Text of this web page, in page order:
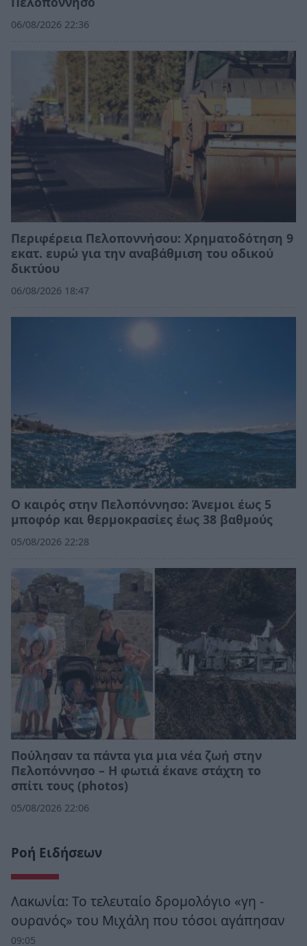
06/08/2026 22:36
Περιφέρεια Πελοποννήσου: Χρηματοδότηση 9
εκατ. ευρώ για την αναβάθμιση του οδικού
δικτύου
06/08/2026 18:47
Ο καιρός στην Πελοπόννησο: Άνεμοι έως 5
μποφόρ και θερμοκρασίες έως 38 βαθμούς
05/08/2026 22:28
Πούλησαν τα πάντα για μια νέα ζωή στην
Πελοπόννησο – Η φωτιά έκανε στάχτη το
σπίτι τους (photos)
05/08/2026 22:06
Ροή Ειδήσεων
Λακωνία: Το τελευταίο δρομολόγιο «γη -
ουρανός» του Μιχάλη που τόσοι αγάπησαν
09:05